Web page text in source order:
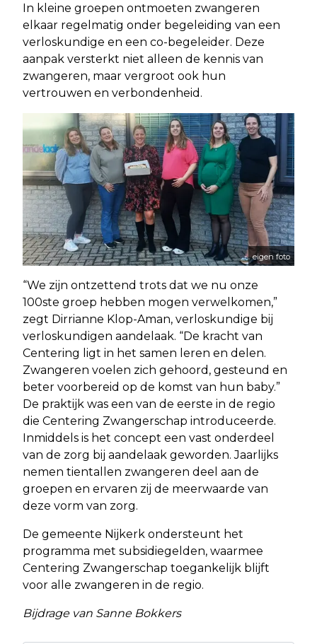
In kleine groepen ontmoeten zwangeren
elkaar regelmatig onder begeleiding van een
verloskundige en een co-begeleider. Deze
aanpak versterkt niet alleen de kennis van
zwangeren, maar vergroot ook hun
vertrouwen en verbondenheid.
eigen foto
“We zijn ontzettend trots dat we nu onze
100ste groep hebben mogen verwelkomen,”
zegt Dirrianne Klop-Aman, verloskundige bij
verloskundigen aandelaak. “De kracht van
Centering ligt in het samen leren en delen.
Zwangeren voelen zich gehoord, gesteund en
beter voorbereid op de komst van hun baby.”
De praktijk was een van de eerste in de regio
die Centering Zwangerschap introduceerde.
Inmiddels is het concept een vast onderdeel
van de zorg bij aandelaak geworden. Jaarlijks
nemen tientallen zwangeren deel aan de
groepen en ervaren zij de meerwaarde van
deze vorm van zorg.
De gemeente Nijkerk ondersteunt het
programma met subsidiegelden, waarmee
Centering Zwangerschap toegankelijk blijft
voor alle zwangeren in de regio.
Bijdrage van Sanne Bokkers